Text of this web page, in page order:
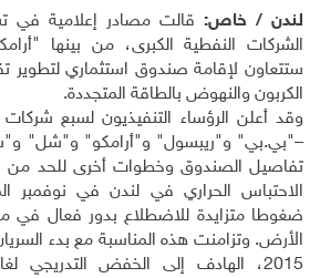
لندن / خاص: قالت مصادر إعلامية في
الشركات النفطية الكبرى، من بينها
ستتعاون لإقامة صندوق استثماري لتطوير
الكربون والنهوض بالطاقة المتجددة.
وقد أعلن الرؤساء التنفيذيون لسبع
–"بي.بي" و"ريبسول" و"أرامكو" و"شل"
تفاصيل الصندوق وخطوات أخرى للحد من
الاحتباس الحراري في لندن في نوفمبر
ضغوطا متزايدة للاضطلاع بدور فعال في
الأرض. وتزامنت هذه المناسبة مع بدء
2015، الهادف إلى الخفض التدريجي